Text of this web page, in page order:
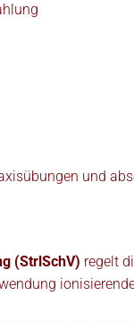
und
(StrlSchV) regelt